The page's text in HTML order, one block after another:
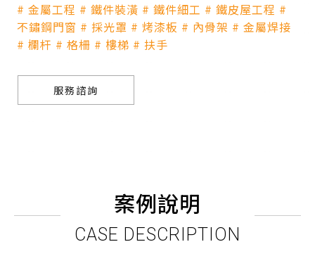
# 金屬工程 # 鐵件裝潢 # 鐵件細工 # 鐵皮屋工程 #
不鏽鋼門窗 # 採光罩 # 烤漆板 # 內骨架 # 金屬焊接
# 欄杆 # 格柵 # 樓梯 # 扶手
服務諮詢
案例說明
CASE DESCRIPTION